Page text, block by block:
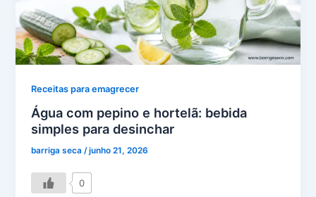
Receitas para emagrecer
Água com pepino e hortelã: bebida
simples para desinchar
barriga seca/junho 21, 2026
0